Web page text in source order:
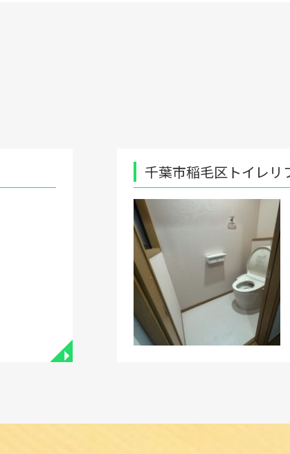
千葉市稲毛区トイレリフォーム工事
Before after